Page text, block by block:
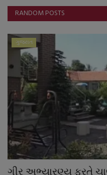
RANDOM POSTS
ગુજરાત
ગીર અભ્યારણ્ય ફરતે